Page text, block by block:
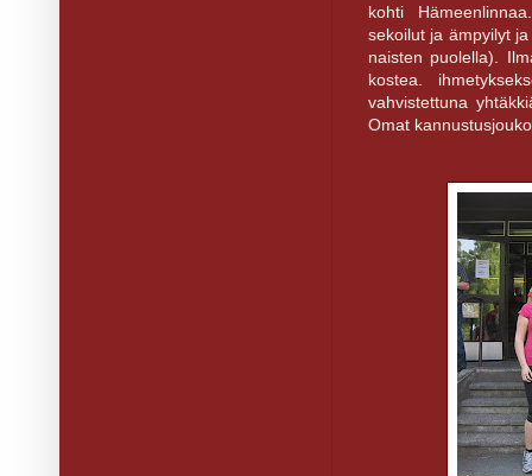
kohti
sekoilut ja ämpyilyt
naisten puolella).
kostea.
vahvistettuna
Omat